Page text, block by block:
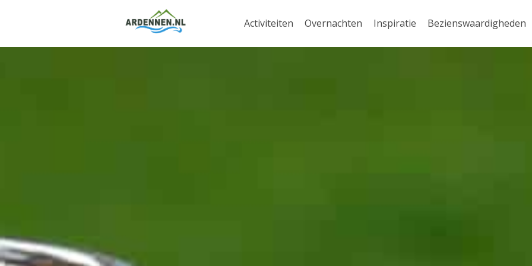
Activiteiten Overnachten Inspiratie Bezienswaardigheden